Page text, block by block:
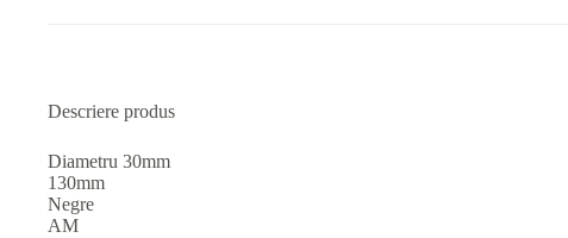
Descriere produs
Diametru 30mm
130mm
Negre
AM